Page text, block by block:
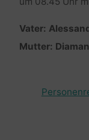
Vater:
Mutter: